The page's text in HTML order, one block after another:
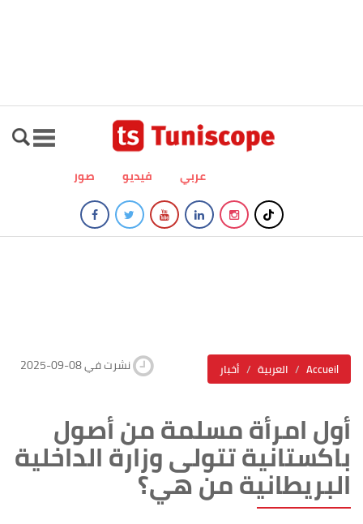
صور فيديو عربي
أخبار العربية Accueil 2025-09-08 نشرت في
أول امرأة مسلمة من أصول
باكستانية تتولى وزارة الداخلية
البريطانية من هي؟